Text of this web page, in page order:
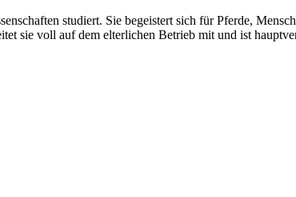
studiert. Sie begeistert sich für Pferde,
sie voll auf dem elterlichen Betrieb mit und ist